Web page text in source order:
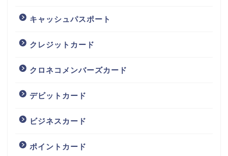
キャッシュパスポート
クレジットカード
クロネコメンバーズカード
デビットカード
ビジネスカード
ポイントカード